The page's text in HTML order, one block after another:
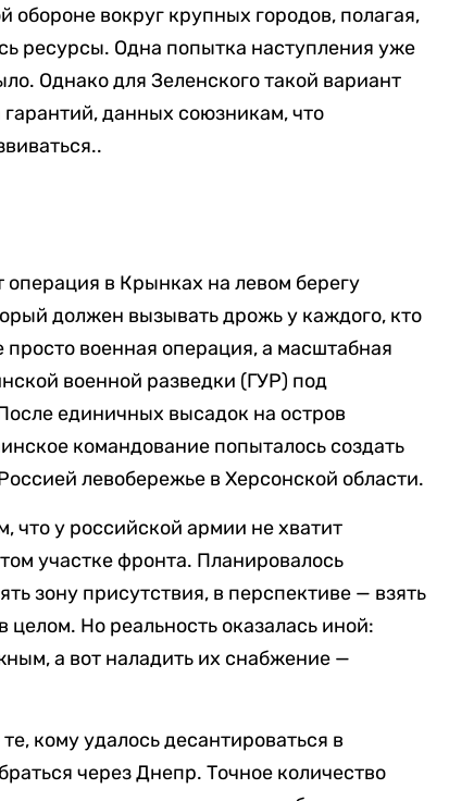
обороне вокруг крупных городов, полагая,
ресурсы. Одна попытка наступления уже
Однако для Зеленского такой вариант
данных союзникам, что
в Крынках на левом берегу
должен вызывать дрожь у каждого, кто
военная операция, а масштабная
военной разведки (ГУР) под
единичных высадок на остров
командование попыталось создать
левобережье в Херсонской области.
что у российской армии не хватит
участке фронта. Планировалось
зону присутствия, в перспективе — взять
Но реальность оказалась иной:
а вот наладить их снабжение —
кому удалось десантироваться в
через Днепр. Точное количество